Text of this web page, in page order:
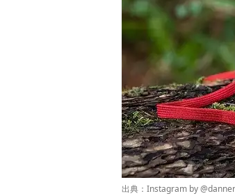
出典：Instagram by